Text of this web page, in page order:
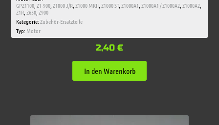
GPZ1100, Z1-900, Z1000 J/R, Z1000 MKII Z1000 ST, Z1000A1 Z1000A1 / Z1000A2 Z1000A2
Z1R, Z650, Z900
Kategorie:Zubehör-Ersatzteile
Typ: Motor
2,40 €
In den Warenkorb